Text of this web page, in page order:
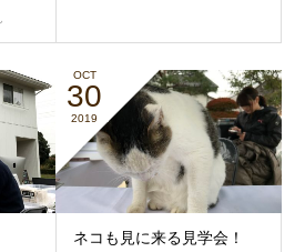
OCT
30
2019
ネコも見に来る見学会！